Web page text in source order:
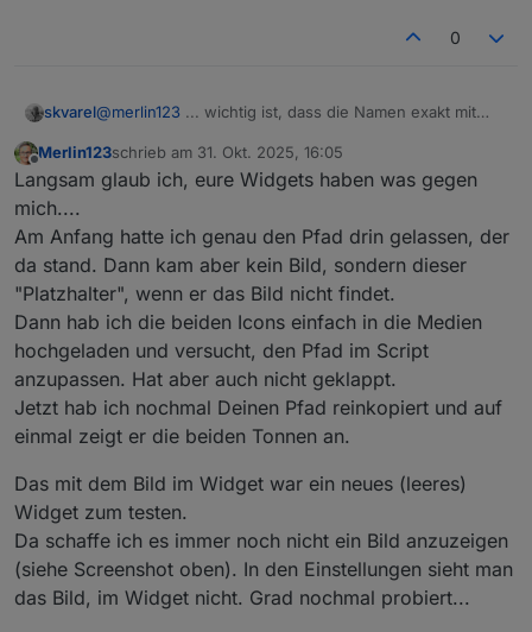
0
skvarel@merlin123 ... wichtig ist, dass die Namen exakt mit
Wenn die abweichen, dann bitte im Script anpassen.
Merlin123schrieb am 31. Okt. 2025, 16:05
zuletzt editiert von
Langsam glaub ich, eure Widgets haben was gegen
mich....
Am Anfang hatte ich genau den Pfad drin gelassen, der
da stand. Dann kam aber kein Bild, sondern dieser
"Platzhalter", wenn er das Bild nicht findet.
Dann hab ich die beiden Icons einfach in die Medien
hochgeladen und versucht, den Pfad im Script
anzupassen. Hat aber auch nicht geklappt.
Jetzt hab ich nochmal Deinen Pfad reinkopiert und auf
einmal zeigt er die beiden Tonnen an.
Das mit dem Bild im Widget war ein neues (leeres)
Widget zum testen.
Da schaffe ich es immer noch nicht ein Bild anzuzeigen
(siehe Screenshot oben). In den Einstellungen sieht man
das Bild, im Widget nicht. Grad nochmal probiert...